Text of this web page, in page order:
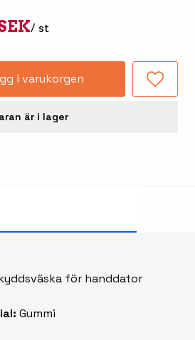
/ st
i varukorgen
är i lager
för handdator
Gummi